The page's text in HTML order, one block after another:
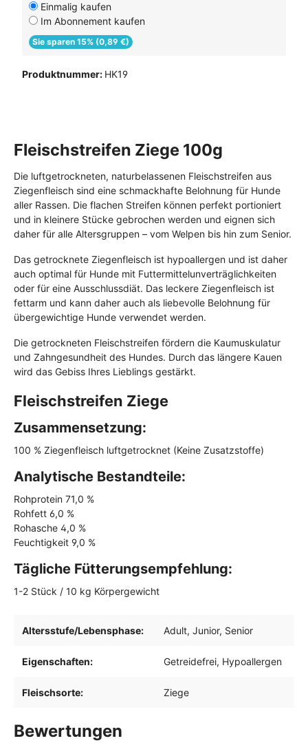
Einmalig kaufen
Im Abonnement kaufen
Sie sparen 15% (0,89 €)
Produktnummer: HK19
Fleischstreifen Ziege 100g
Die luftgetrockneten, naturbelassenen Fleischstreifen aus
Ziegenfleisch sind eine schmackhafte Belohnung für Hunde
aller Rassen. Die flachen Streifen können perfekt portioniert
und in kleinere Stücke gebrochen werden und eignen sich
daher für alle Altersgruppen – vom Welpen bis hin zum Senior.
Das getrocknete Ziegenfleisch ist hypoallergen und ist daher
auch optimal für Hunde mit Futtermittelunverträglichkeiten
oder für eine Ausschlussdiät. Das leckere Ziegenfleisch ist
fettarm und kann daher auch als liebevolle Belohnung für
übergewichtige Hunde verwendet werden.
Die getrockneten Fleischstreifen fördern die Kaumuskulatur
und Zahngesundheit des Hundes. Durch das längere Kauen
wird das Gebiss Ihres Lieblings gestärkt.
Fleischstreifen Ziege
Zusammensetzung:
100 % Ziegenfleisch luftgetrocknet (Keine Zusatzstoffe)
Analytische Bestandteile:
Rohprotein 71,0 %
Rohfett 6,0 %
Rohasche 4,0 %
Feuchtigkeit 9,0 %
Tägliche Fütterungsempfehlung:
1-2 Stück / 10 kg Körpergewicht
Altersstufe/Lebensphase: Adult, Junior, Senior
Eigenschaften: Getreidefrei, Hypoallergen
Fleischsorte: Ziege
Bewertungen